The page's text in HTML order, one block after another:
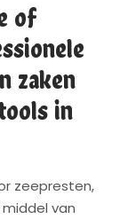
of
zaken
in
zeepresten,
van